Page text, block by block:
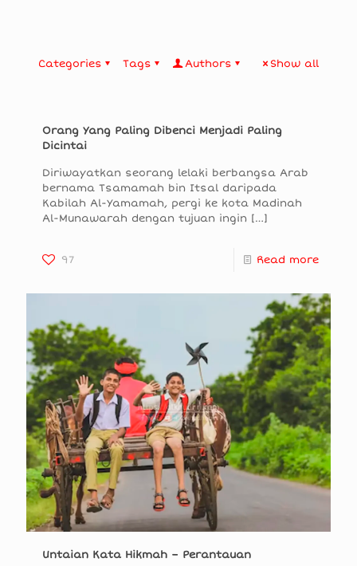
Categories Tags Authors Show all
Orang Yang Paling Dibenci Menjadi Paling
Dicintai
Diriwayatkan seorang lelaki berbangsa Arab
bernama Tsamamah bin Itsal daripada
Kabilah Al-Yamamah, pergi ke kota Madinah
Al-Munawarah dengan tujuan ingin […]
97 Read more
Untaian Kata Hikmah – Perantauan